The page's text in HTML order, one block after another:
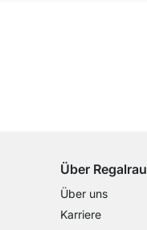
Über
Über uns
Karriere